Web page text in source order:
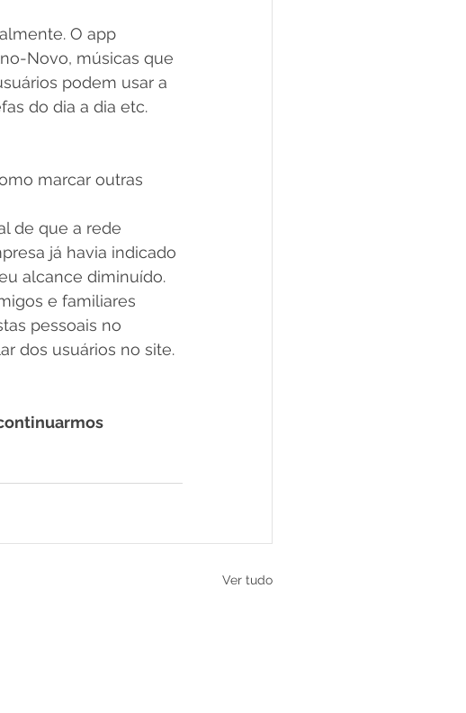
O app
Novo, músicas que
podem usar a
do dia a dia etc.
marcar outras
de que a rede
já havia indicado
alcance diminuído.
e familiares
pessoais no
dos usuários no site.
Ver tudo